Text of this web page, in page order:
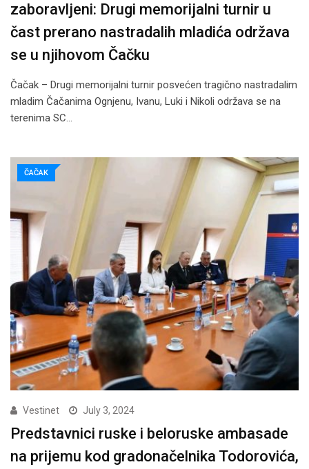
zaboravljeni: Drugi memorijalni turnir u
čast prerano nastradalih mladića održava
se u njihovom Čačku
Čačak – Drugi memorijalni turnir posvećen tragično nastradalim
mladim Čačanima Ognjenu, Ivanu, Luki i Nikoli održava se na
terenima SC…
ČAČAK
Vestinet July 3, 2024
Predstavnici ruske i beloruske ambasade
na prijemu kod gradonačelnika Todorovića,